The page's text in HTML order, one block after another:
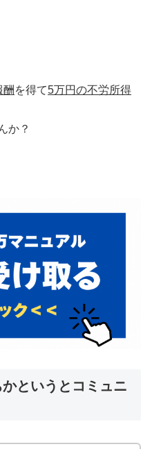
酬 を得て5万円の不労所得
か？
というとコミュニ